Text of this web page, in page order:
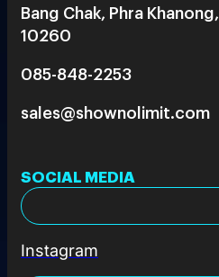
Bang Chak, Phra
10260
085-848-2253
sales@shownolimit.com
SOCIAL MEDIA
Instagram